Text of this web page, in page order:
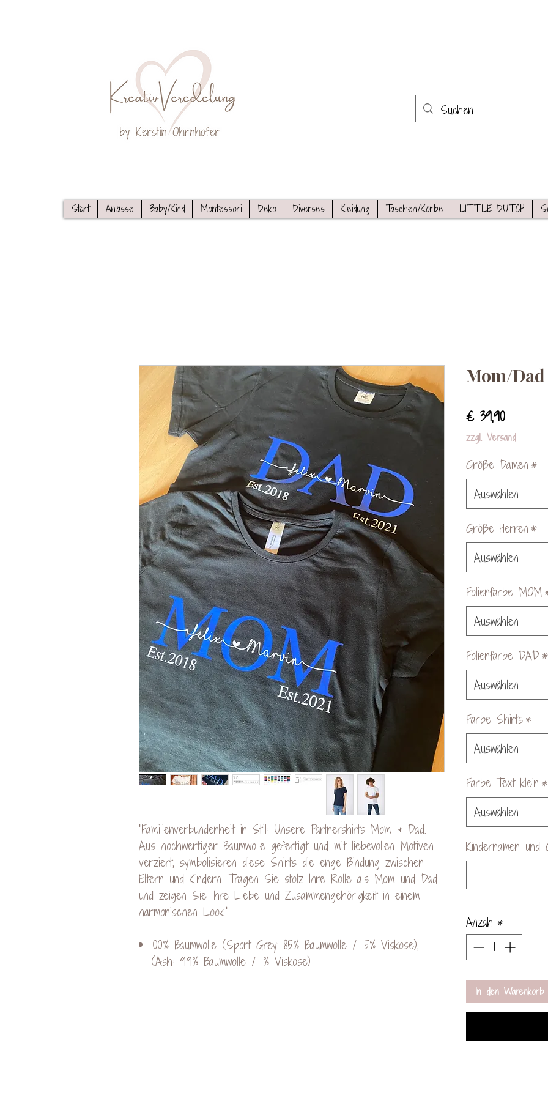
Start Anlässe Baby/Kind Montessori Deko Diverses Kleidung Taschen/Körbe LITTLE DUTCH
"Familienverbundenheit in Stil: Unsere Partnershirts Mom & Dad.
Aus hochwertiger Baumwolle gefertigt und mit liebevollen Motiven
verziert, symbolisieren diese Shirts die enge Bindung zwischen
Eltern und Kindern. Tragen Sie stolz Ihre Rolle als Mom und Dad
und zeigen Sie Ihre Liebe und Zusammengehörigkeit in einem
harmonischen Look."
100% Baumwolle (Sport Grey: 85% Baumwolle / 15% Viskose),
(Ash: 99% Baumwolle / 1% Viskose)
Mom/
€ 39,90Preis
zzgl. Versand
Größe Damen *
Auswählen
Größe Herren *
Auswählen
Folienfarbe MOM
Auswählen
Folienfarbe DAD *
Auswählen
Farbe Shirts*
Auswählen
Farbe Text klein *
Auswählen
Kindernamen und
Anzahl *
In den Warenkorb